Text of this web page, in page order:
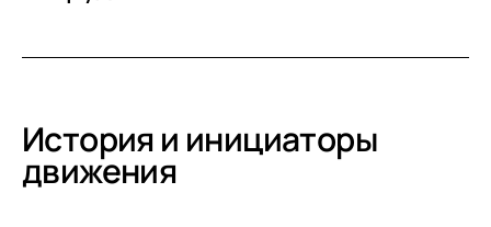
История и инициаторы
движения